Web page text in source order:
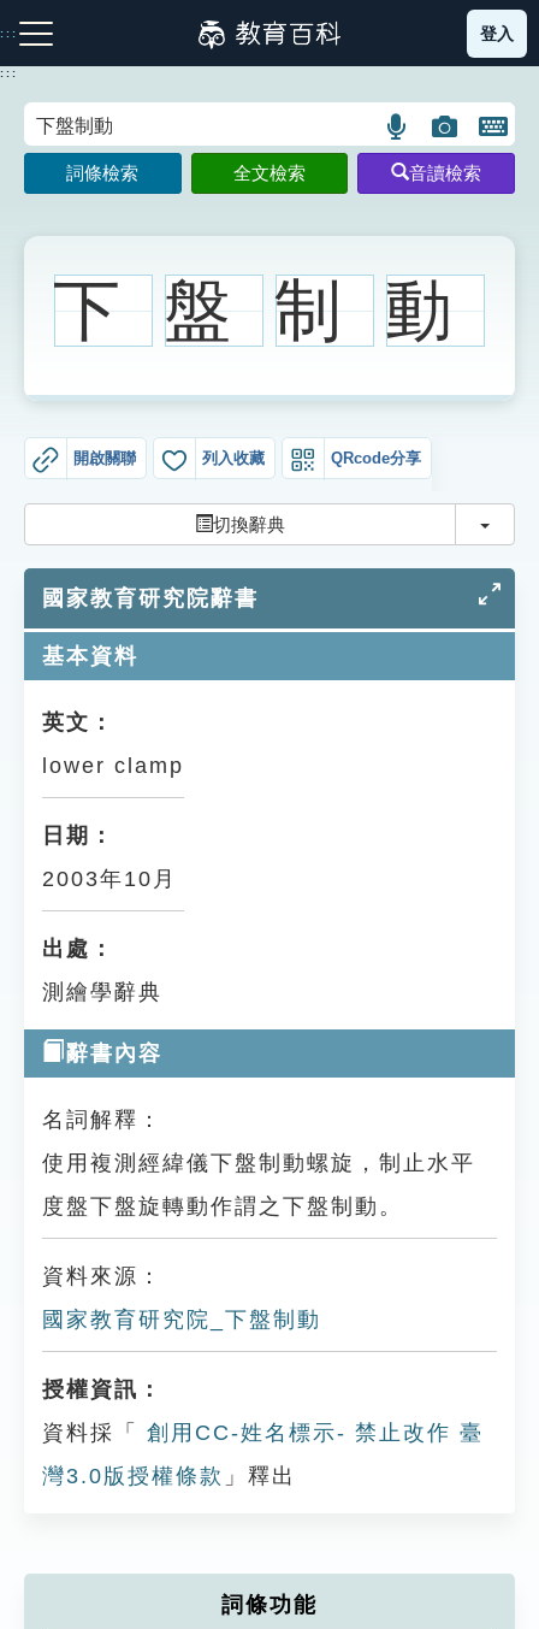
到
主
:::
注音索引圖示 筆畫索引圖示 部首索引表圖示
生字詞彙表
知識索引
單字索引
遊戲專區
教學應用
貓頭鷹博士
登入
:::
語
言
搜
示
圖
片
搜
示
開
鍵
圖
詞條檢索 全文檢索 音讀檢索
下 盤 制 動
開啟關聯 列入收藏 QRcode分享
切換辭典 切換
國家教育研究院辭書
基本資料
英文：
lower clamp
日期：
2003年10月
出處：
測繪學辭典
辭書內容
名詞解釋：
使用複測經緯儀下盤制動螺旋，制止水平
度盤下盤旋轉動作謂之下盤制動。
資料來源：
國家教育研究院_下盤制動
授權資訊：
資料採「
創用CC-姓名標示- 禁止改作 臺
灣3.0版授權條款 」釋出
詞條功能